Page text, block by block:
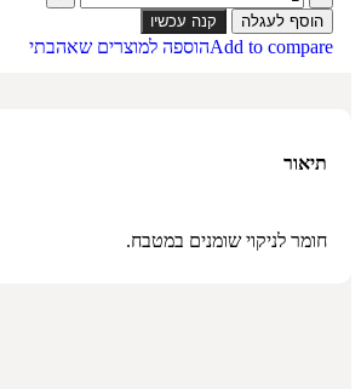
הוסף לעגלה קנה עכשיו
Add to compareהוספה למוצרים שאהבתי
תיאור
חומר לניקוי שומנים במטבח.